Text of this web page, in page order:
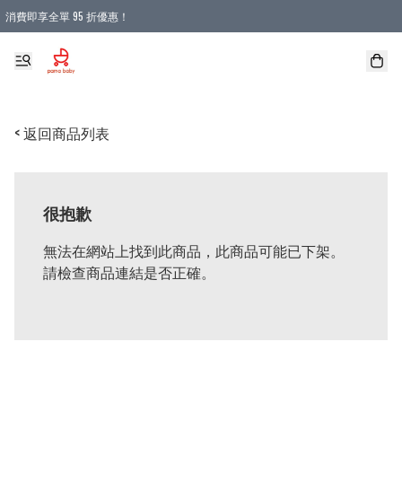
消費即享全單 95 折優惠！
購物滿 HKD 900.00即享免運費優惠！（適用於 本地送貨、本地取貨 )
< 返回商品列表
很抱歉
無法在網站上找到此商品，此商品可能已下架。
請檢查商品連結是否正確。